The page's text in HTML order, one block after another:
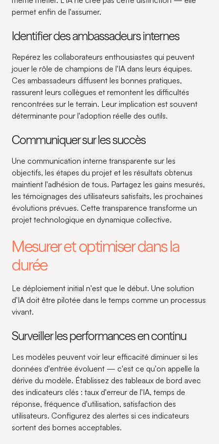
permet enfin de l'assumer.
Identifier des ambassadeurs internes
Repérez les collaborateurs enthousiastes qui peuvent
jouer le rôle de champions de l'IA dans leurs équipes.
Ces ambassadeurs diffusent les bonnes pratiques,
rassurent leurs collègues et remontent les difficultés
rencontrées sur le terrain. Leur implication est souvent
déterminante pour l'adoption réelle des outils.
Communiquer sur les succès
Une communication interne transparente sur les
objectifs, les étapes du projet et les résultats obtenus
maintient l'adhésion de tous. Partagez les gains mesurés,
les témoignages des utilisateurs satisfaits, les prochaines
évolutions prévues. Cette transparence transforme un
projet technologique en dynamique collective.
Mesurer et optimiser dans la
durée
Le déploiement initial n'est que le début. Une solution
d'IA doit être pilotée dans le temps comme un processus
vivant.
Surveiller les performances en continu
Les modèles peuvent voir leur efficacité diminuer si les
données d'entrée évoluent — c'est ce qu'on appelle la
dérive du modèle. Établissez des tableaux de bord avec
des indicateurs clés : taux d'erreur de l'IA, temps de
réponse, fréquence d'utilisation, satisfaction des
utilisateurs. Configurez des alertes si ces indicateurs
sortent des bornes acceptables.